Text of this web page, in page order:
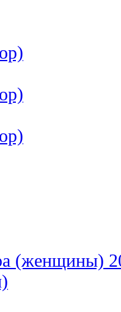
(женщины)